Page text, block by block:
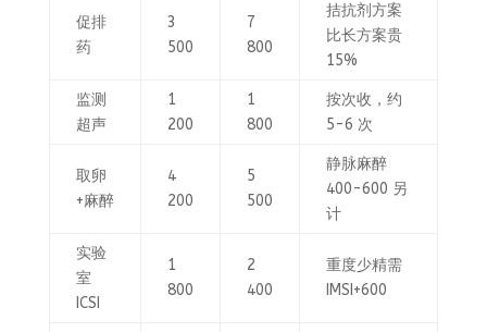
促排
药
3
500
7
800
拮抗剂方案
比长方案贵
15%
监测
超声
1
200
1
800
按次收，约
5-6 次
取卵
+麻醉
4
200
5
500
静脉麻醉
400-600 另
计
实验
室
ICSI
1
800
2
400
重度少精需
IMSI+600